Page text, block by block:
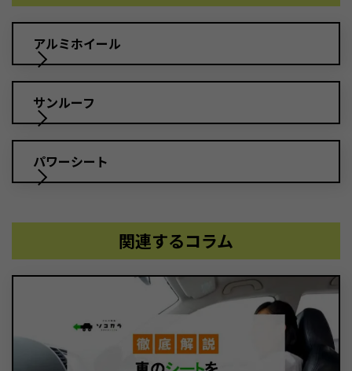
アルミホイール
サンルーフ
パワーシート
関連するコラム